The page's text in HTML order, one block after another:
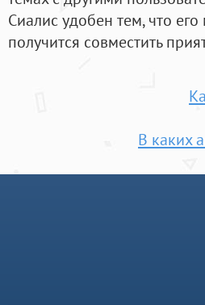
Сиалис удобен тем, что
получится совместить
В каких